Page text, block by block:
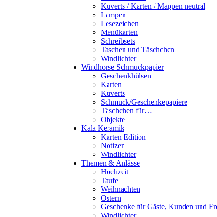
Kuverts / Karten / Mappen neutral
Lampen
Lesezeichen
Menükarten
Schreibsets
Taschen und Täschchen
Windlichter
Windhorse Schmuckpapier
Geschenkhülsen
Karten
Kuverts
Schmuck/Geschenkepapiere
Täschchen für…
Objekte
Kala Keramik
Karten Edition
Notizen
Windlichter
Themen & Anlässe
Hochzeit
Taufe
Weihnachten
Ostern
Geschenke für Gäste, Kunden und
Windlichter